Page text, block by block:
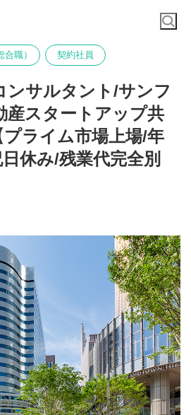
職） 契約社員
ンサルタント/サンフ
産スタートアップ共
ライム市場上場/年
休み/残業代完全別